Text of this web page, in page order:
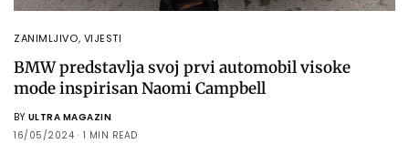
ZANIMLJIVO, VIJESTI
BMW predstavlja svoj prvi automobil visoke
mode inspirisan Naomi Campbell
BY ULTRA MAGAZIN
16/05/2024
1 MIN READ